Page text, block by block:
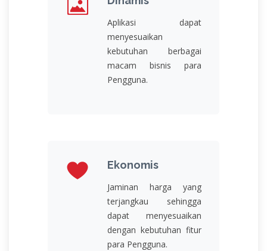
Aplikasi dapat
menyesuaikan
kebutuhan berbagai
macam bisnis para
Pengguna.
Ekonomis
Jaminan harga yang
terjangkau sehingga
dapat menyesuaikan
dengan kebutuhan fitur
para Pengguna.